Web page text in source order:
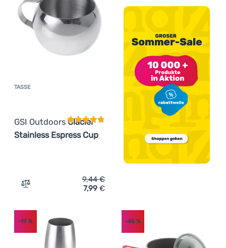
TASSE
GSI OutdoorsGlacier
Stainless Espress Cup
Zum Vergleich 'Tasse GSI Outdoors Glacier Stainless
9,44€
7,99 €
-19 % -45%